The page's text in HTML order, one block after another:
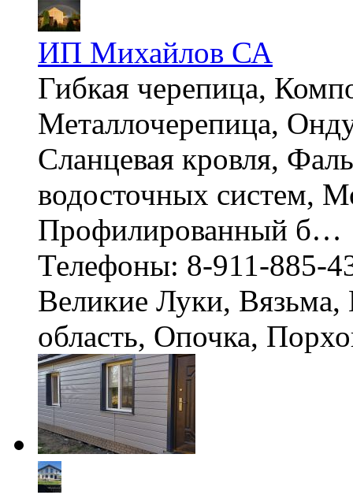
ИП Михайлов СА
Гибкая черепица,
Металлочерепица,
Сланцевая кровля,
водосточных систем,
Профилированный б…
Телефоны: 8-911-885-
Великие Луки, Вязьма,
область, Опочка,